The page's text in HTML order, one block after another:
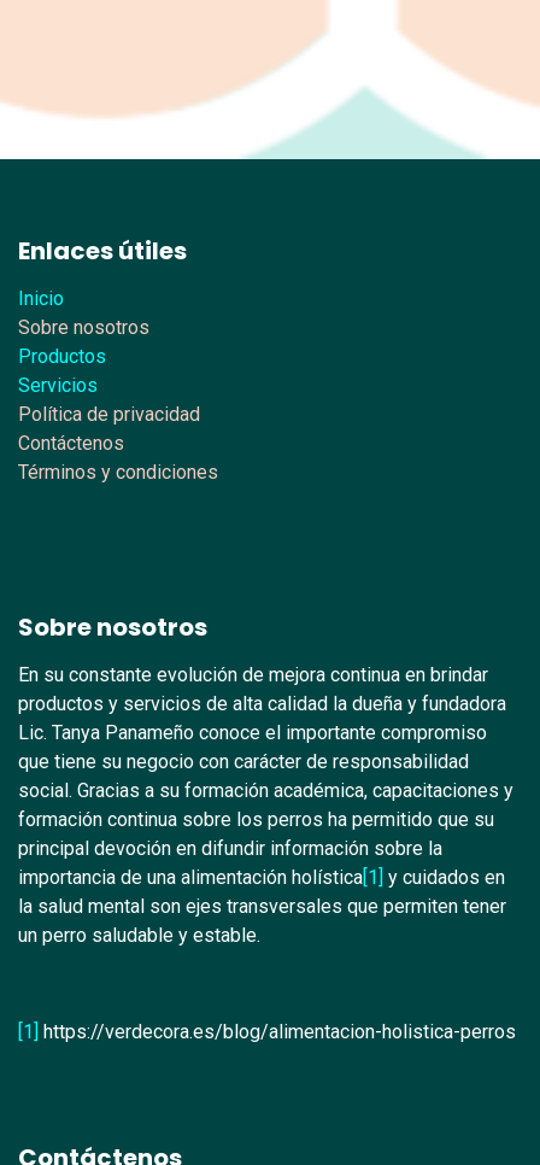
Enlaces útiles
Inicio
Sobre nosotros
Productos
Servicios
Política de privacidad
Contáctenos
Términos y condiciones
Sobre nosotros
En su constante evolución de mejora continua en brindar
productos y servicios de alta calidad la dueña y fundadora
Lic. Tanya Panameño conoce el importante compromiso
que tiene su negocio con carácter de responsabilidad
social. Gracias a su formación académica, capacitaciones y
formación continua sobre los perros ha permitido que su
principal devoción en difundir información sobre la
importancia de una alimentación holística[1] y cuidados en
la salud mental son ejes transversales que permiten tener
un perro saludable y estable.
[1] https://verdecora.es/blog/alimentacion-holistica-perros
Contáctenos